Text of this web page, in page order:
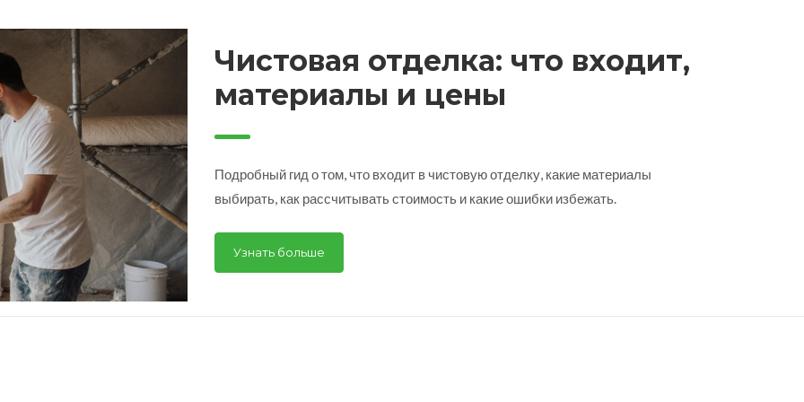
Чистовая отделка: что входит,
материалы и цены
Подробный гид о том, что входит в чистовую отделку, какие материалы
выбирать, как рассчитывать стоимость и какие ошибки избежать.
Узнать больше